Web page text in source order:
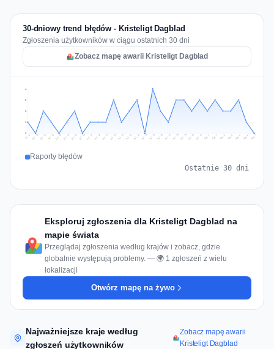
30-dniowy trend błędów - Kristeligt Dagblad
Zgłoszenia użytkowników w ciągu ostatnich 30 dni
Zobacz mapę awarii Kristeligt Dagblad
1
2
3
4
Jul 9 Jul 10 Jul 11 Jul 12 Jul 13 Jul 14 Jul 15 Jul 16 Jul 17 Jul 18 Jul 19 Jul 20 Jul 21 Jul 22 Jul 23 Jul 24 Jul 25 Jul 26 Jul 27 Jul 28 Jul 29 Jul 30 Jul 31 Aug 1 Aug 2 Aug 3 Aug 4 Aug 5 Aug 6 Aug 7
Raporty błędów
Ostatnie 30 dni
Eksploruj zgłoszenia dla Kristeligt Dagblad na
mapie świata
Przeglądaj zgłoszenia według krajów i zobacz, gdzie
globalnie występują problemy. — 🌍 1 zgłoszeń z wielu
lokalizacji
Otwórz mapę na żywo
Najważniejsze kraje według
zgłoszeń użytkowników
Zobacz mapę awarii
Kristeligt Dagblad